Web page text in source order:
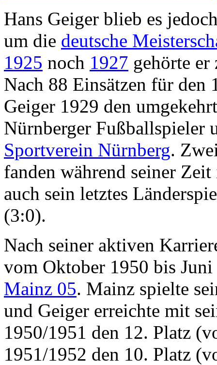
Hans Geiger blieb es
um die deutsche
1925 noch 1927 gehörte
Nach 88 Einsätzen für den
Geiger 1929 den
Nürnberger Fußballspieler
Sportverein Nürnberg.
fanden während seiner
auch sein letztes
(3:0).
Nach seiner aktiven
vom Oktober 1950 bis
Mainz 05. Mainz spielte
und Geiger erreichte mit
1950/1951 den 12. Platz
1951/1952 den 10. Platz